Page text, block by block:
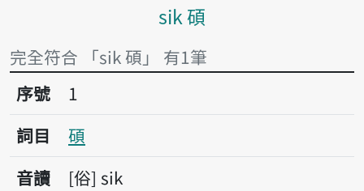
主內容區塊
sik 碩
完全符合 「sik 碩」 有1筆
序號1碩
序號
1
詞目
碩
音讀
俗 sik